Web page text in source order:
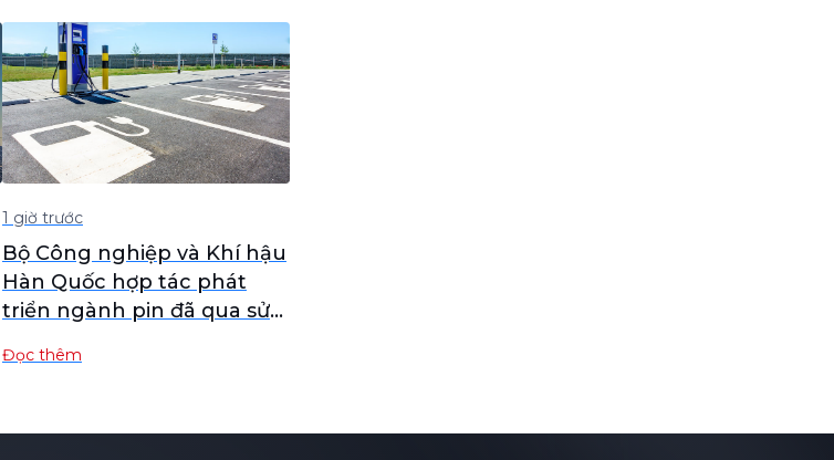
1 giờ trước
Bộ Công nghiệp và Khí hậu
Hàn Quốc hợp tác phát
triển ngành pin đã qua sử
Đọc thêm